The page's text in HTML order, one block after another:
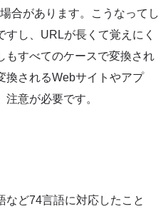
合があります。こうなってし
すし、URLが長くて覚えにく
もすべてのケースで変換され
換されるWebサイトやアプ
意が必要です。
など74言語に対応したこと